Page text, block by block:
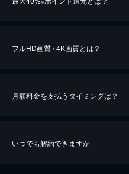
※40％ポイント還元の対象は、クレジット
フルHD画質 / 4K画質とは？
月額料金を支払うタイミングは？
いつでも解約できますか